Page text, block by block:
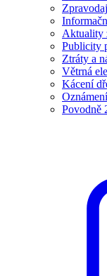
Zpravodaj
Aktuality
Publicity
Ztráty a
Větrná
Kácení
Povodně